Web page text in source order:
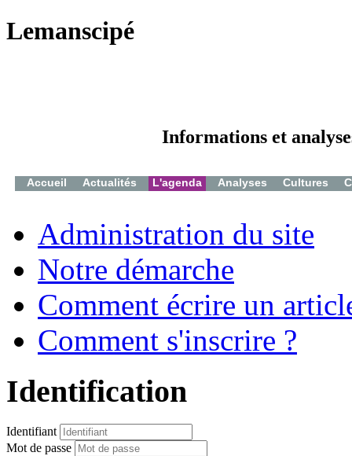
Lemanscipé
Informations et
Accueil Actualités L'agenda Analyses Cultures
Administration du site
Notre démarche
Comment écrire un
Comment s'inscrire ?
Identification
Identifiant
Mot de passe